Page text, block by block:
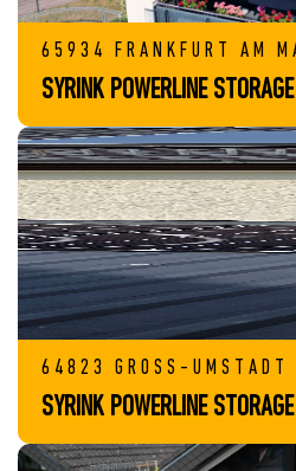
65934 FRANKFURT AM
SYRINK POWERLINE
64823 GROSS-UMSTADT
SYRINK POWERLINE